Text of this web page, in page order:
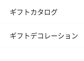
ギフトカタログ
ギフトデコレーション